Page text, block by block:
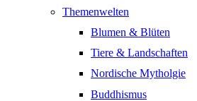
Themenwelten
Blumen & Blüten
Tiere & Landschaften
Nordische Mytholgie
Buddhismus